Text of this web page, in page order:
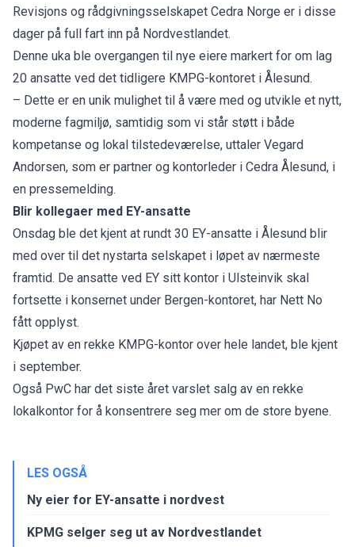
Revisjons og rådgivningsselskapet Cedra Norge er i disse
dager på full fart inn på Nordvestlandet.
Denne uka ble overgangen til nye eiere markert for om lag
20 ansatte ved det tidligere KMPG-kontoret i Ålesund.
– Dette er en unik mulighet til å være med og utvikle et nytt,
moderne fagmiljø, samtidig som vi står støtt i både
kompetanse og lokal tilstedeværelse, uttaler Vegard
Andorsen, som er partner og kontorleder i Cedra Ålesund, i
en pressemelding.
Blir kollegaer med EY-ansatte
Onsdag ble det kjent at rundt 30 EY-ansatte i Ålesund blir
med over til det nystarta selskapet i løpet av nærmeste
framtid. De ansatte ved EY sitt kontor i Ulsteinvik skal
fortsette i konsernet under Bergen-kontoret, har Nett No
fått opplyst.
Kjøpet av en rekke KMPG-kontor over hele landet, ble kjent
i september.
Også PwC har det siste året varslet salg av en rekke
lokalkontor for å konsentrere seg mer om de store byene.
LES OGSÅ
Ny eier for EY-ansatte i nordvest
KPMG selger seg ut av Nordvestlandet